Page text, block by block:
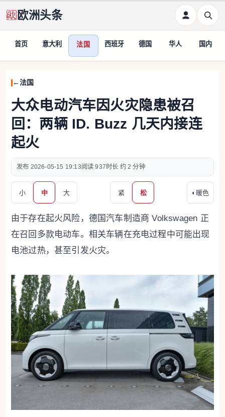
欧洲头条
首页 意大利 法国 西班牙 德国 华人 国内
法国
大众电动汽车因火灾隐患被召
回：两辆 ID. Buzz 几天内接连
起火
2026-05-15 19:13 937 约 2 分钟
小 中 大 紧 松 ◐ 暖色
由于存在起火风险，德国汽车制造商 Volkswagen 正
在召回多款电动车。相关车辆在充电过程中可能出现
电池过热，甚至引发火灾。